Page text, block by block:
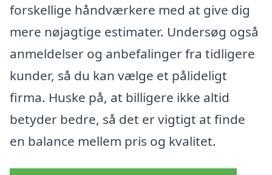
forskellige håndværkere med at give dig
mere nøjagtige estimater. Undersøg også
anmeldelser og anbefalinger fra tidligere
kunder, så du kan vælge et pålideligt
firma. Huske på, at billigere ikke altid
betyder bedre, så det er vigtigt at finde
en balance mellem pris og kvalitet.